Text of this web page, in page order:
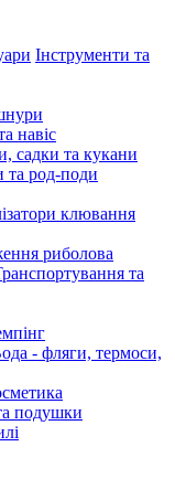
Інструменти та
навіс
садки та кукани
та род-поди
клювання
риболова
та
- фляги, термоси,
подушки